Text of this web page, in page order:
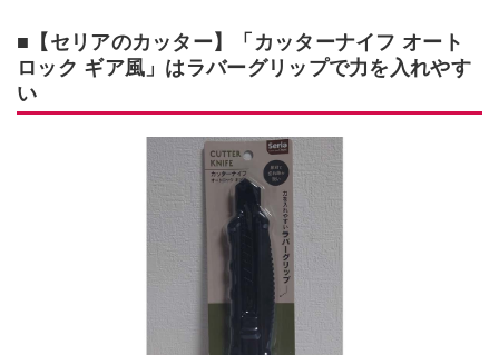
■【セリアのカッター】「カッターナイフ オート
ロック ギア風」はラバーグリップで力を入れやす
い